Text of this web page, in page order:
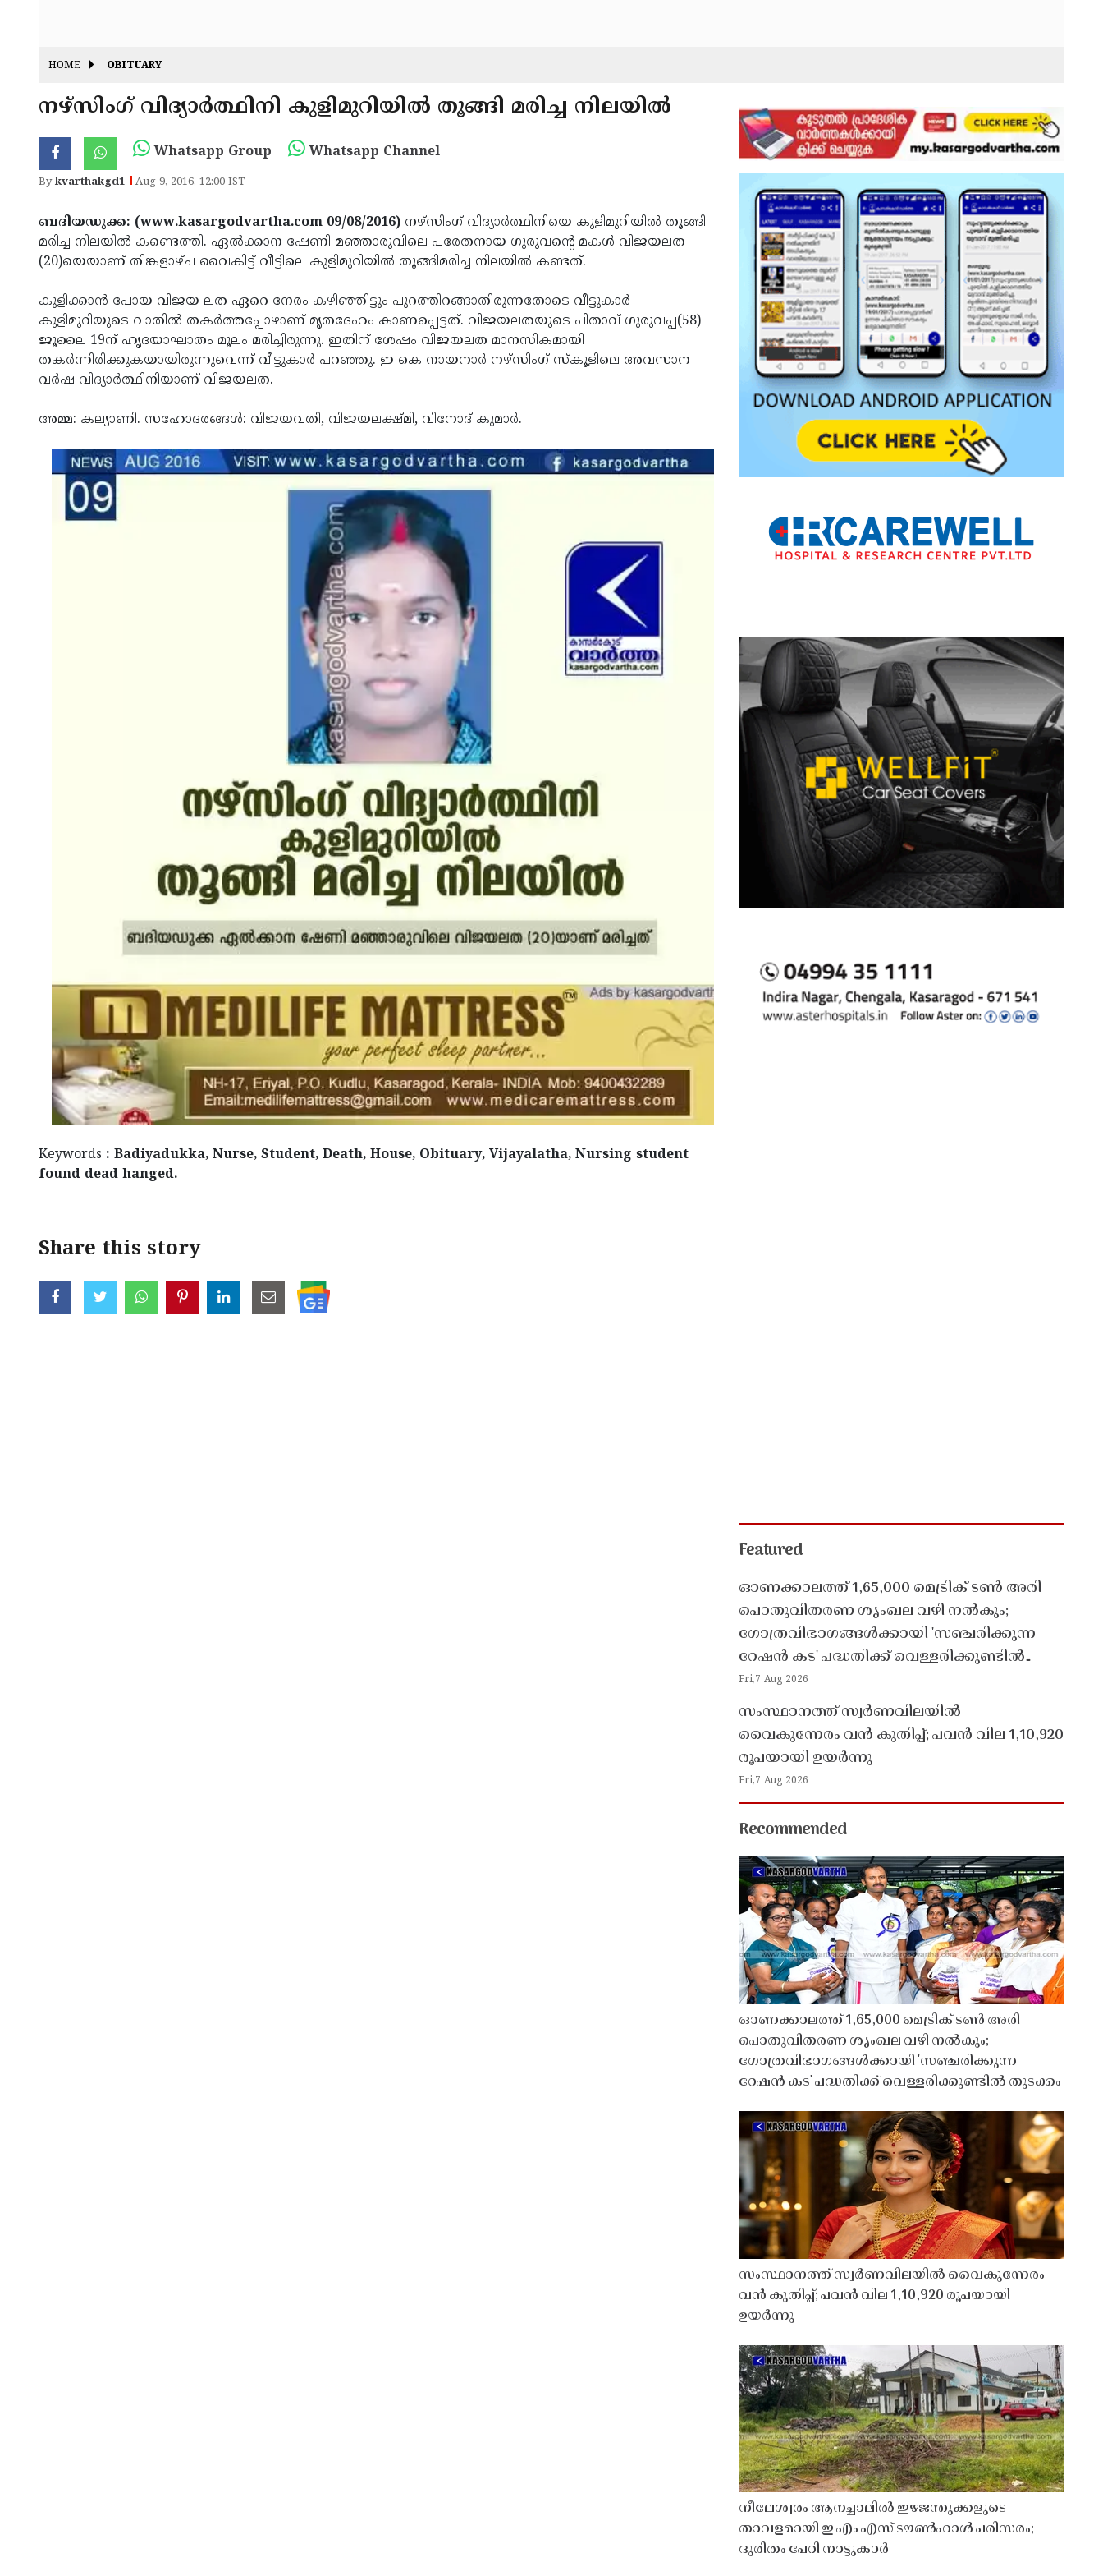
HOME OBITUARY
നഴ്‌സിംഗ് വിദ്യാര്‍ത്ഥിനി കുളിമുറിയില്‍ തൂങ്ങി മരിച്ച നിലയില്‍
Whatsapp Group Whatsapp Channel
Bykvarthakgd1 Aug 9, 2016, 12:00 IST
ബദിയഡുക്ക: (www.kasargodvartha.com 09/08/2016) നഴ്‌സിംഗ് വിദ്യാര്‍ത്ഥിനിയെ കുളിമുറിയില്‍ തൂങ്ങി
മരിച്ച നിലയില്‍ കണ്ടെത്തി. ഏല്‍ക്കാന ഷേണി മഞ്ഞാരുവിലെ പരേതനായ ഗുരുവന്റെ മകള്‍ വിജയലത
(20)യെയാണ് തിങ്കളാഴ്ച വൈകിട്ട് വീട്ടിലെ കുളിമുറിയില്‍ തൂങ്ങിമരിച്ച നിലയില്‍ കണ്ടത്.
കുളിക്കാന്‍ പോയ വിജയ ലത ഏറെ നേരം കഴിഞ്ഞിട്ടും പുറത്തിറങ്ങാതിരുന്നതോടെ വീട്ടുകാര്‍
കുളിമുറിയുടെ വാതില്‍ തകര്‍ത്തപ്പോഴാണ് മൃതദേഹം കാണപ്പെട്ടത്. വിജയലതയുടെ പിതാവ് ഗുരുവപ്പ(58)
ജൂലൈ 19ന് ഹൃദയാഘാതം മൂലം മരിച്ചിരുന്നു. ഇതിന് ശേഷം വിജയലത മാനസികമായി
തകര്‍ന്നിരിക്കുകയായിരുന്നുവെന്ന് വീട്ടുകാര്‍ പറഞ്ഞു. ഇ കെ നായനാര്‍ നഴ്‌സിംഗ് സ്‌കൂളിലെ അവസാന
വര്‍ഷ വിദ്യാര്‍ത്ഥിനിയാണ് വിജയലത.
അമ്മ: കല്യാണി. സഹോദരങ്ങള്‍: വിജയവതി, വിജയലക്ഷ്മി, വിനോദ് കുമാര്‍.
Keywords : Badiyadukka, Nurse, Student, Death, House, Obituary, Vijayalatha, Nursing student
found dead hanged.
Share this story
Featured
ഓണക്കാലത്ത് 1,65,000 മെട്രിക് ടൺ അരി
പൊതുവിതരണ ശൃംഖല വഴി നൽകും;
ഗോത്രവിഭാഗങ്ങൾക്കായി 'സഞ്ചരിക്കുന്ന
റേഷൻ കട' പദ്ധതിക്ക് വെള്ളരിക്കുണ്ടിൽ
തുടക്കം
Fri,7 Aug 2026
സംസ്ഥാനത്ത് സ്വർണവിലയിൽ
വൈകുന്നേരം വൻ കുതിപ്പ്; പവൻ വില 1,10,920
രൂപയായി ഉയർന്നു
Fri,7 Aug 2026
Recommended
ഓണക്കാലത്ത് 1,65,000 മെട്രിക് ടൺ അരി
പൊതുവിതരണ ശൃംഖല വഴി നൽകും;
ഗോത്രവിഭാഗങ്ങൾക്കായി 'സഞ്ചരിക്കുന്ന
റേഷൻ കട' പദ്ധതിക്ക് വെള്ളരിക്കുണ്ടിൽ തുടക്കം
സംസ്ഥാനത്ത് സ്വർണവിലയിൽ വൈകുന്നേരം
വൻ കുതിപ്പ്; പവൻ വില 1,10,920 രൂപയായി
ഉയർന്നു
നീലേശ്വരം ആനച്ചാലിൽ ഇഴജന്തുക്കളുടെ
താവളമായി ഇ എം എസ് ടൗൺഹാൾ പരിസരം;
ദുരിതം പേറി നാട്ടുകാർ